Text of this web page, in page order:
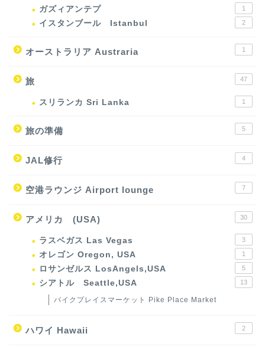
ガズィアンテプ 1
イスタンブール Istanbul 2
オーストラリア Austraria 1
旅 47
スリランカ Sri Lanka 1
旅の準備 5
JAL修行 4
空港ラウンジ Airport lounge 7
アメリカ (USA) 30
ラスベガス Las Vegas 3
オレゴン Oregon, USA 1
ロサンゼルス LosAngels,USA 5
シアトル Seattle,USA 13
パイクプレイスマーケット Pike Place Market
ハワイ Hawaii 2